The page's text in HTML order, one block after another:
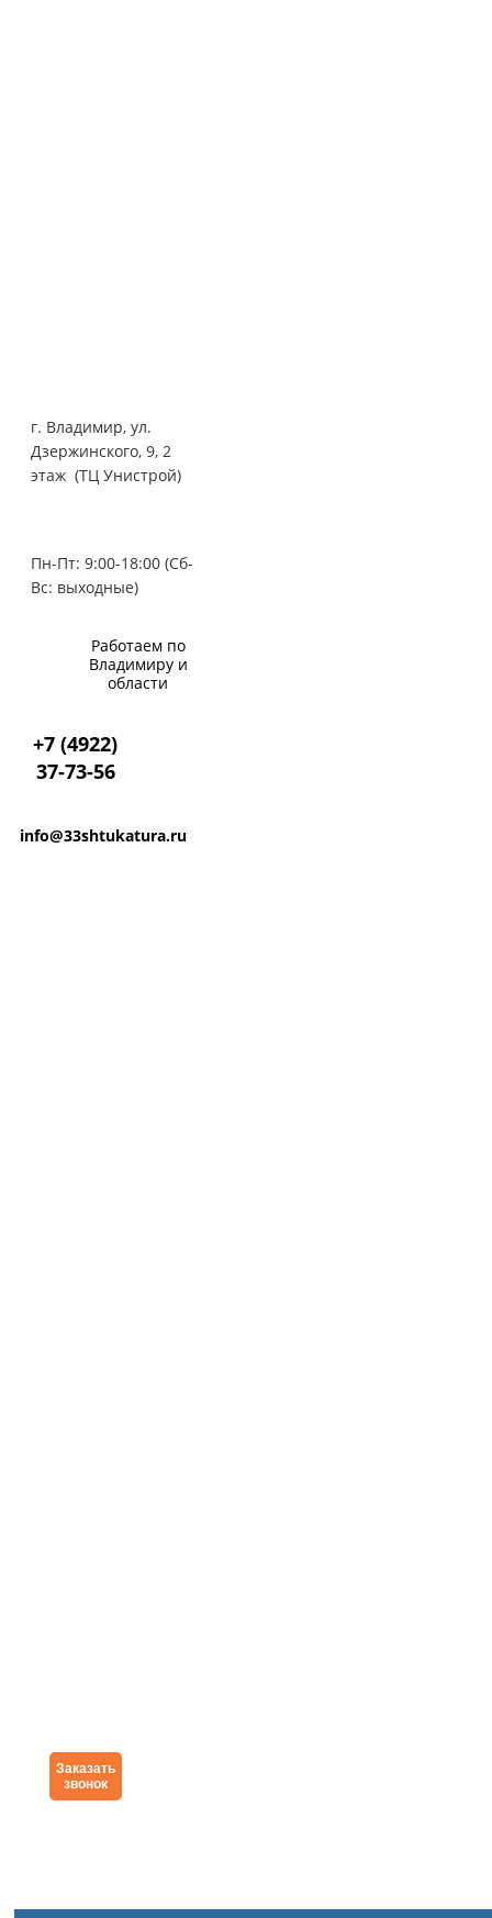
г. Владимир, ул.
Дзержинского, 9, 2
этаж (ТЦ Унистрой)
Пн-Пт: 9:00-18:00 (Сб-
Вс: выходные)
Работаем по
Владимиру и
области
+7 (4922)
37-73-56
info@33shtukatura.ru
Заказать
звонок